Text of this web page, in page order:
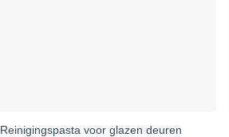
Reinigingspasta voor glazen deuren